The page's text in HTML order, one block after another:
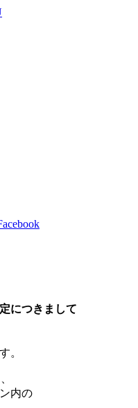
につきまして
。
内の